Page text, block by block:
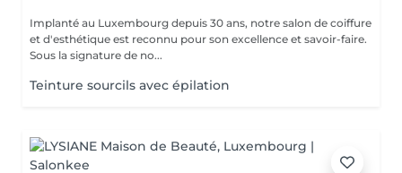
Implanté au Luxembourg depuis 30 ans, notre salon de coiffure
et d'esthétique est reconnu pour son excellence et savoir-faire.
Sous la signature de no...
Teinture sourcils avec épilation